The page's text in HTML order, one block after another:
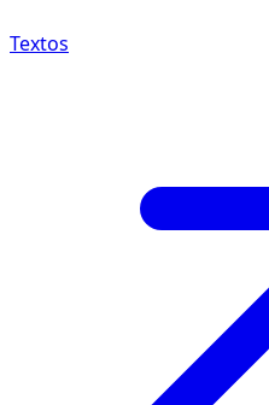
Textos